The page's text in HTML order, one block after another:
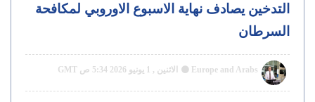
التدخين يصادف نهاية الاسبوع الاوروبي لمكافحة
السرطان
Europe and Arabs الاثنين , 1 يونيو 2026 5:34 ص GMT